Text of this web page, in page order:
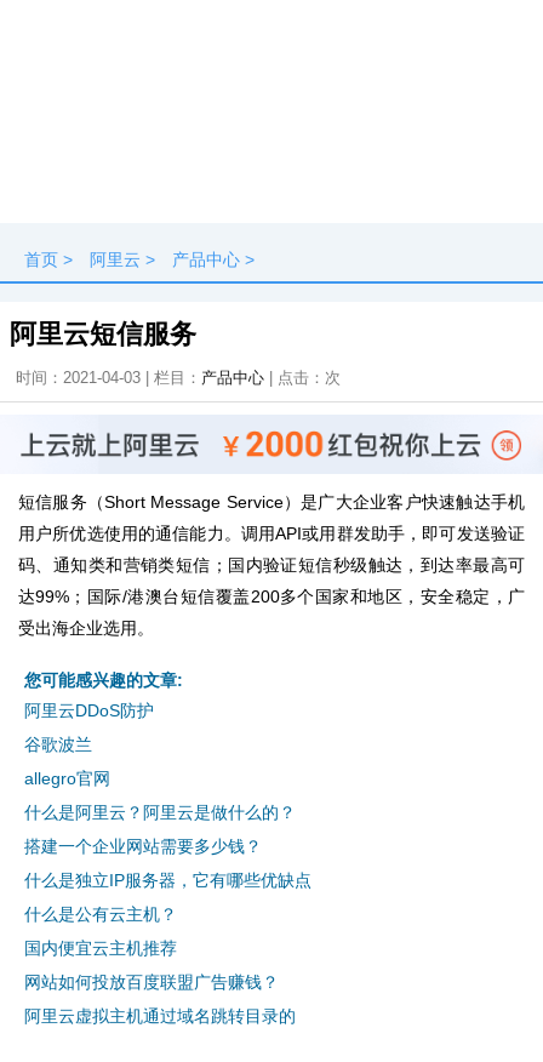
首页 > 阿里云 > 产品中心 >
阿里云短信服务
时间：2021-04-03 | 栏目： 产品中心 | 点击： 次
短信服务（Short Message Service）是广大企业客户快速触达手机
用户所优选使用的通信能力。调用API或用群发助手，即可发送验证
码、通知类和营销类短信；国内验证短信秒级触达，到达率最高可
达99%；国际/港澳台短信覆盖200多个国家和地区，安全稳定，广
受出海企业选用。
您可能感兴趣的文章:
阿里云DDoS防护
谷歌波兰
allegro官网
什么是阿里云？阿里云是做什么的？
搭建一个企业网站需要多少钱？
什么是独立IP服务器，它有哪些优缺点
什么是公有云主机？
国内便宜云主机推荐
网站如何投放百度联盟广告赚钱？
阿里云虚拟主机通过域名跳转目录的